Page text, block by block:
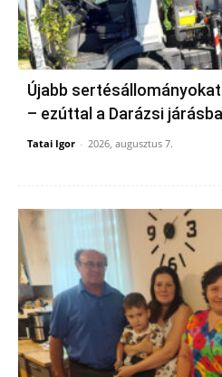
Újabb
– ezúttal a Darázsi
Tatai Igor - 2026, augusztus 7.